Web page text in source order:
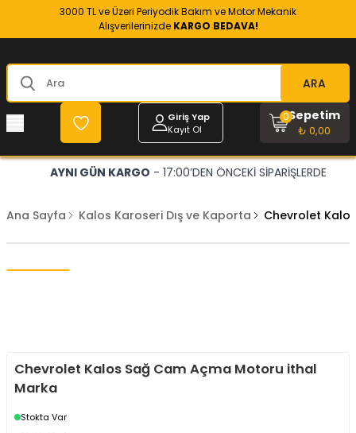
3000 TL ve Üzeri Periyodik Bakım ve Motor Mekanik
Alışverilerinizde KARGO BEDAVA!
ARA
Giriş Yap
Kayıt Ol
Sepetim
₺ 0,00
0
AYNI GÜN KARGO - 17:00’DEN ÖNCEKİ SİPARİŞLERDE
Ana Sayfa Kalos Karoseri Dış ve Kaporta Chevrolet
Chevrolet Kalos Sağ Cam Açma Motoru ithal
Marka
Stokta Var